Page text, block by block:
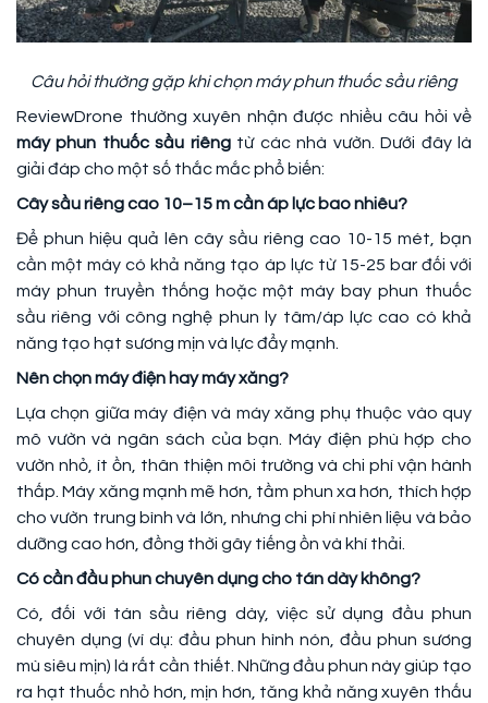
Câu hỏi thường gặp khi chọn máy phun thuốc sầu riêng
ReviewDrone thường xuyên nhận được nhiều câu hỏi về
máy phun thuốc sầu riêngtừ các nhà vườn. Dưới đây là
giải đáp cho một số thắc mắc phổ biến:
Cây sầu riêng cao 10–15 m cần áp lực bao nhiêu?
Để phun hiệu quả lên cây sầu riêng cao 10-15 mét, bạn
cần một máy có khả năng tạo áp lực từ 15-25 bar đối với
máy phun truyền thống hoặc một máy bay phun thuốc
sầu riêng với công nghệ phun ly tâm/áp lực cao có khả
năng tạo hạt sương mịn và lực đẩy mạnh.
Nên chọn máy điện hay máy xăng?
Lựa chọn giữa máy điện và máy xăng phụ thuộc vào quy
mô vườn và ngân sách của bạn. Máy điện phù hợp cho
vườn nhỏ, ít ồn, thân thiện môi trường và chi phí vận hành
thấp. Máy xăng mạnh mẽ hơn, tầm phun xa hơn, thích hợp
cho vườn trung bình và lớn, nhưng chi phí nhiên liệu và bảo
dưỡng cao hơn, đồng thời gây tiếng ồn và khí thải.
Có cần đầu phun chuyên dụng cho tán dày không?
Có, đối với tán sầu riêng dày, việc sử dụng đầu phun
chuyên dụng (ví dụ: đầu phun hình nón, đầu phun sương
mù siêu mịn) là rất cần thiết. Những đầu phun này giúp tạo
ra hạt thuốc nhỏ hơn, mịn hơn, tăng khả năng xuyên thấu